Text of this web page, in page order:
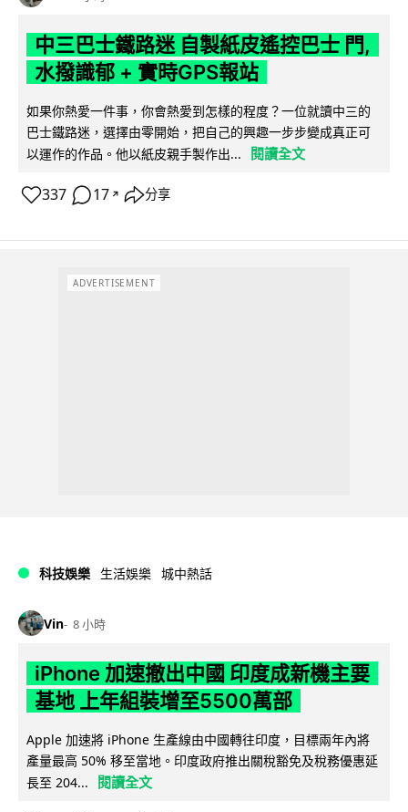
中三巴士鐵路迷 自製紙皮遙控巴士 門,
水撥識郁 + 實時GPS報站
如果你熱愛一件事，你會熱愛到怎樣的程度？一位就讀中三的
巴士鐵路迷，選擇由零開始，把自己的興趣一步步變成真正可
以運作的作品。他以紙皮親手製作出...
閱讀全文
337 17 ↗ 分享
ADVERTISEMENT
科技娛樂 生活娛樂 城中熱話
Vin 8 小時
iPhone 加速撤出中國 印度成新機主要
基地 上年組裝增至5500萬部
Apple 加速將 iPhone 生產線由中國轉往印度，目標兩年內將
產量最高 50% 移至當地。印度政府推出關稅豁免及稅務優惠延
長至 204...
閱讀全文